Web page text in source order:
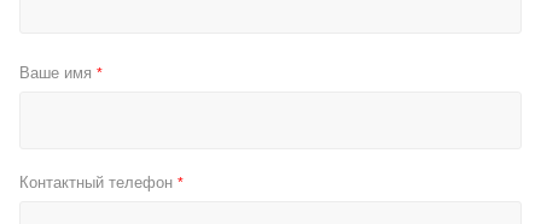
Ваше имя *
Контактный телефон *